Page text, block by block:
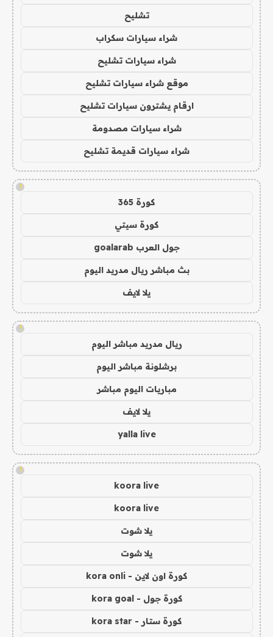
تشليح
شراء سيارات سكراب
شراء سيارات تشليح
موقع شراء سيارات تشليح
ارقام يشترون سيارات تشليح
شراء سيارات مصدومة
شراء سيارات قديمة تشليح
!
كورة 365
كورة سيتي
جول العرب goalarab
بث مباشر ريال مدريد اليوم
يلا لايف
!
ريال مدريد مباشر اليوم
برشلونة مباشر اليوم
مباريات اليوم مباشر
يلا لايف
yalla live
!
koora live
koora live
يلا شوت
يلا شوت
كورة اون لاين - kora onli
كورة جول - kora goal
كورة ستار - kora star